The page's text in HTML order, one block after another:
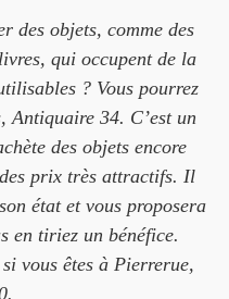
des objets, comme des
qui occupent de la
? Vous pourrez
34. C’est un
des objets encore
prix très attractifs. Il
état et vous proposera
en tiriez un bénéfice.
vous êtes à Pierrerue,